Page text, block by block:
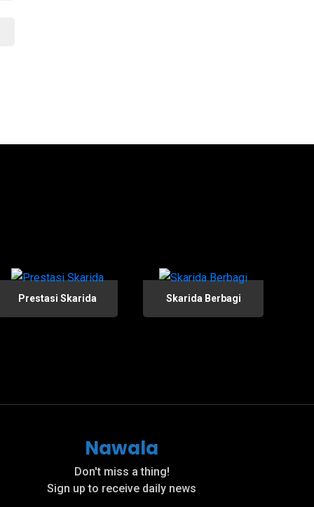
Prestasi Skarida Skarida Berbagi
Nawala
Don't miss a thing!
Sign up to receive daily news